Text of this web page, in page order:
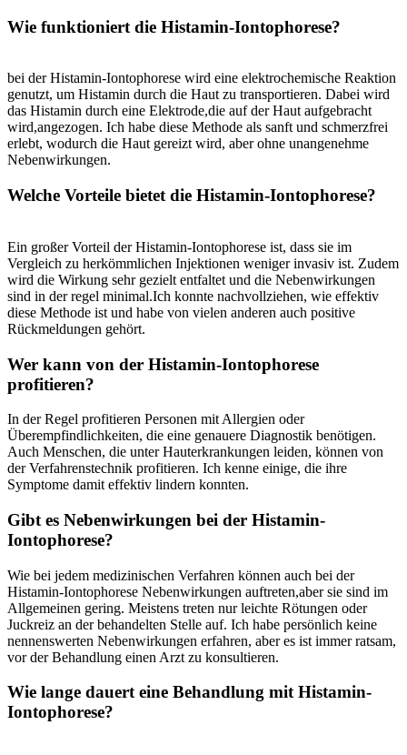
Wie funktioniert die Histamin-Iontophorese?
bei der Histamin-Iontophorese wird eine elektrochemische Reaktion
genutzt, um Histamin durch⁣ die ⁣Haut zu transportieren. Dabei ⁣wird
das‌ Histamin durch ​eine⁢ Elektrode,die auf der Haut aufgebracht
wird,angezogen. Ich habe diese Methode als sanft ‌und schmerzfrei
erlebt, ⁤wodurch die Haut gereizt wird, aber‍ ohne ‌unangenehme
Nebenwirkungen.
Welche Vorteile⁢ bietet‍ die ⁤Histamin-Iontophorese?
Ein ⁢großer Vorteil der Histamin-Iontophorese ‌ist, dass sie im
Vergleich zu herkömmlichen Injektionen weniger invasiv ⁣ist. Zudem
wird​ die Wirkung sehr ⁢gezielt entfaltet ​und ‍die Nebenwirkungen⁤
sind in der regel minimal.Ich konnte nachvollziehen, wie effektiv
diese Methode ⁢ist und habe von vielen anderen auch positive
Rückmeldungen ⁤gehört.
Wer⁣ kann von der Histamin-Iontophorese
profitieren?
In der Regel profitieren Personen mit Allergien oder
Überempfindlichkeiten, die⁣ eine genauere Diagnostik benötigen.
‍Auch Menschen, die unter Hauterkrankungen leiden, können von
der Verfahrenstechnik profitieren. Ich kenne einige, die ihre
Symptome damit effektiv lindern konnten.
Gibt es Nebenwirkungen bei der Histamin-
Iontophorese?
Wie bei jedem medizinischen Verfahren können auch bei der
Histamin-Iontophorese Nebenwirkungen auftreten,aber sie sind im
Allgemeinen gering. Meistens treten​ nur leichte Rötungen oder
Juckreiz‌ an der behandelten Stelle auf. Ich habe persönlich⁣ keine
nennenswerten Nebenwirkungen erfahren, aber es ​ist immer‌ ratsam,
vor der Behandlung einen Arzt zu konsultieren.
Wie ‍lange dauert eine ⁤Behandlung mit Histamin-
Iontophorese?